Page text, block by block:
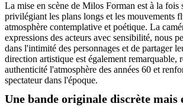
La mise en scène de Milos Forman est à la fois
privilégiant les plans longs et les mouvements
atmosphère contemplative et poétique. La
expressions des acteurs avec sensibilité, nous
dans l'intimité des personnages et de partager
direction artistique est également remarquable,
authenticité l'atmosphère des années 60 et
spectateur dans l'époque.
Une bande originale discrète mais